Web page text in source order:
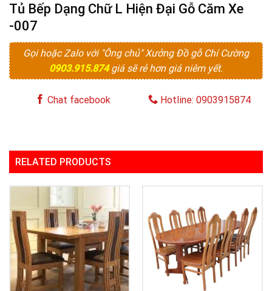
Tủ Bếp Dạng Chữ L Hiện Đại Gỗ Căm Xe
-007
Gọi hoặc Zalo với "Ông chủ" Xưởng Đồ gỗ Chí Cường
0903.915.874giá sẽ rẻ hơn giá niêm yết.
Chat facebook Hotline: 0903915874
RELATED PRODUCTS